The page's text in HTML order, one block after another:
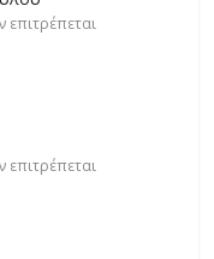
επιτρέπεται